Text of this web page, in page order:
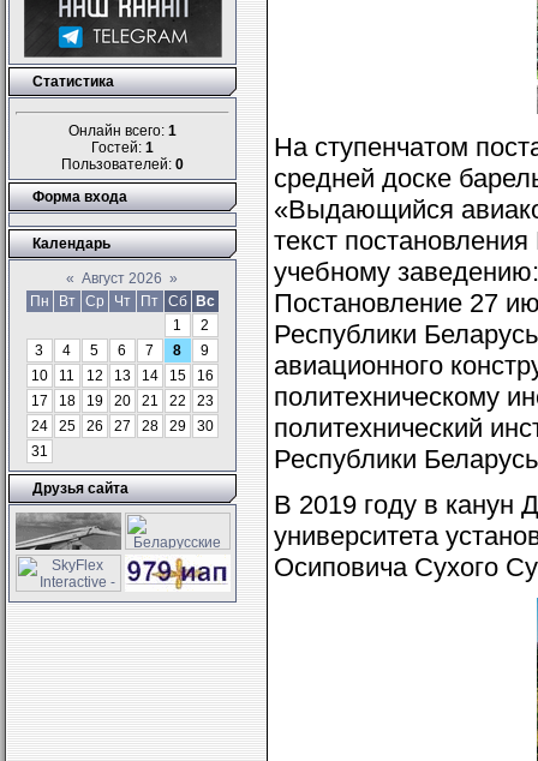
Статистика
Онлайн всего: 1
Гостей: 1
Пользователей: 0
Форма входа
Календарь
« Август 2026 »
Пн
Вт Ср Чт Пт Сб
Вс
1
2
3
4 5 6 7 8
9
10
11 12 13 14 15
16
17
18 19 20 21 22
23
24
25 26 27 28 29
30
31
Друзья сайта
На ступенчатом
средней доске
«Выдающийся
текст
учебному
Постановление 27
Республики
авиационного
политехническому
политехнический
Республики
В 2019 году в канун
университета
Осиповича Сухого